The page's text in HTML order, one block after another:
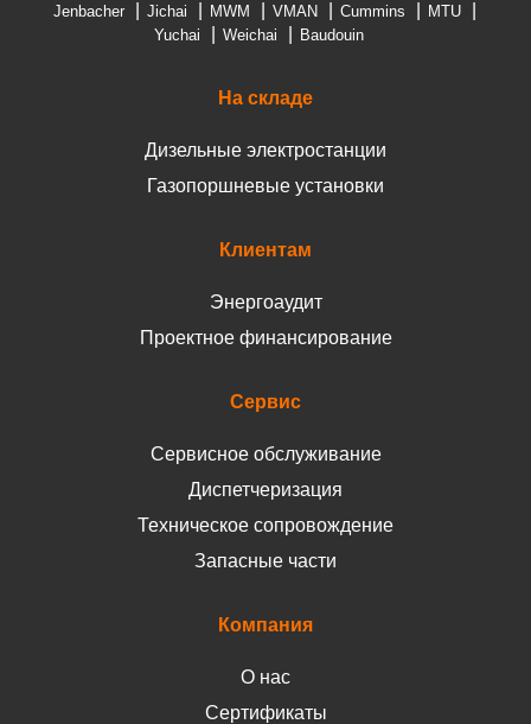
Jenbacher Jichai MWM VMAN Cummins
MTU
Yuchai
Weichai Baudouin
На складе
Дизельные электростанции
Газопоршневые установки
Клиентам
Энергоаудит
Проектное финансирование
Сервис
Сервисное обслуживание
Диспетчеризация
Техническое сопровождение
Запасные части
Компания
О нас
Сертификаты